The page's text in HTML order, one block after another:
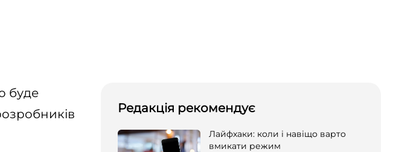
буде
Редакція рекомендує
Лайфхаки: коли і навіщо варто
вмикати режим